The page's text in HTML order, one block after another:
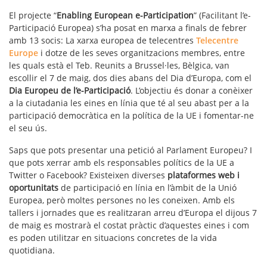
El projecte “Enabling European e-Participation” (Facilitant l’e-
Participació Europea) s’ha posat en marxa a finals de febrer
amb 13 socis: La xarxa europea de telecentres Telecentre
Europe i dotze de les seves organitzacions membres, entre
les quals està el Teb. Reunits a Brussel·les, Bèlgica, van
escollir el 7 de maig, dos dies abans del Dia d’Europa, com el
Dia Europeu de l’e-Participació. L’objectiu és donar a conèixer
a la ciutadania les eines en línia que té al seu abast per a la
participació democràtica en la política de la UE i fomentar-ne
el seu ús.
Saps que pots presentar una petició al Parlament Europeu? I
que pots xerrar amb els responsables polítics de la UE a
Twitter o Facebook? Existeixen diverses plataformes web i
oportunitats de participació en línia en l’àmbit de la Unió
Europea, però moltes persones no les coneixen. Amb els
tallers i jornades que es realitzaran arreu d’Europa el dijous 7
de maig es mostrarà el costat pràctic d’aquestes eines i com
es poden utilitzar en situacions concretes de la vida
quotidiana.